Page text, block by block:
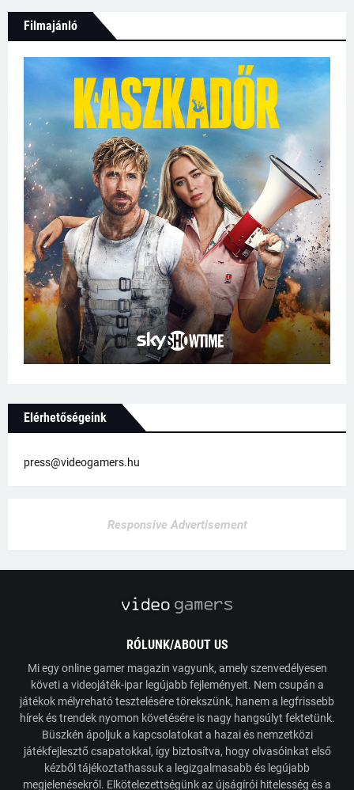
Filmajánló
Elérhetőségeink
press@videogamers.hu
Responsive Advertisement
RÓLUNK/ABOUT US
Mi egy online gamer magazin vagyunk, amely szenvedélyesen
követi a videojáték-ipar legújabb fejleményeit. Nem csupán a
játékok mélyreható tesztelésére törekszünk, hanem a legfrissebb
hírek és trendek nyomon követésére is nagy hangsúlyt fektetünk.
Büszkén ápoljuk a kapcsolatokat a hazai és nemzetközi
játékfejlesztő csapatokkal, így biztosítva, hogy olvasóinkat első
kézből tájékoztathassuk a legizgalmasabb és legújabb
megjelenésekről. Elkötelezettségünk az újságírói hitelesség és a